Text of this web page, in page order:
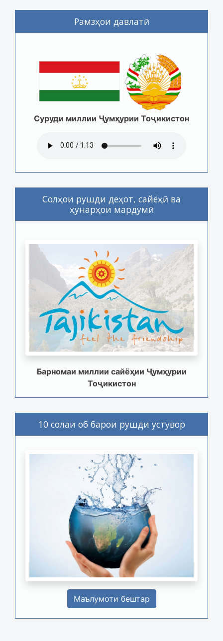
Рамзҳои давлатӣ
Суруди миллии Ҷумҳурии Тоҷикистон
Солҳои рушди деҳот, сайёҳӣ ва
ҳунарҳои мардумӣ
Барномаи миллии сайёҳии Ҷумҳурии
Тоҷикистон
10 солаи об барои рушди устувор
Маълумоти бештар